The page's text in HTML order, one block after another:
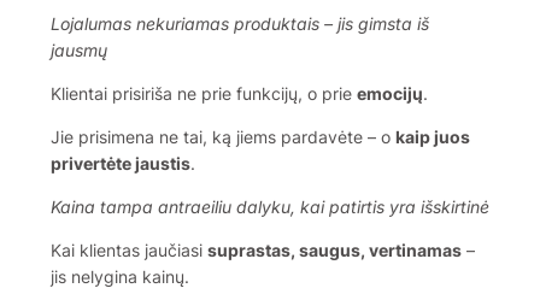
Lojalumas nekuriamas produktais – jis gimsta iš
jausmų
Klientai prisiriša ne prie funkcijų, o prie emocijų.
Jie prisimena ne tai, ką jiems pardavėte – o kaip juos
privertėte jaustis.
Kaina tampa antraeiliu dalyku, kai patirtis yra išskirtinė
Kai klientas jaučiasi suprastas, saugus, vertinamas –
jis nelygina kainų.